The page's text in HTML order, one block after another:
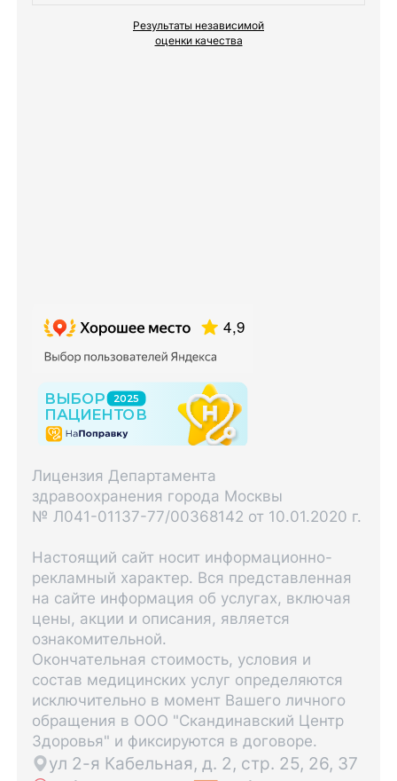
Результаты независимой
оценки качества
Лицензия Департамента
здравоохранения города Москвы
№ Л041-01137-77/00368142 от 10.01.2020 г.
Настоящий сайт носит информационно-
рекламный характер. Вся представленная
на сайте информация об услугах, включая
цены, акции и описания, является
ознакомительной.
Окончательная стоимость, условия и
состав медицинских услуг определяются
исключительно в момент Вашего личного
обращения в ООО "Скандинавский Центр
Здоровья" и фиксируются в договоре.
ул 2-я Кабельная, д. 2, стр. 25, 26, 37